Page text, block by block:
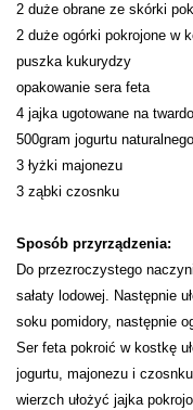
2 duże obrane ze skórki
2 duże ogórki pokrojone w
puszka kukurydzy
opakowanie sera feta
4 jajka ugotowane na twardo
500gram jogurtu naturalnego
3 łyżki majonezu
3 ząbki czosnku
Sposób przyrządzenia:
Do przezroczystego
sałaty lodowej. Następnie
soku pomidory, następnie
Ser feta pokroić w kostkę
jogurtu, majonezu i
wierzch ułożyć jajka